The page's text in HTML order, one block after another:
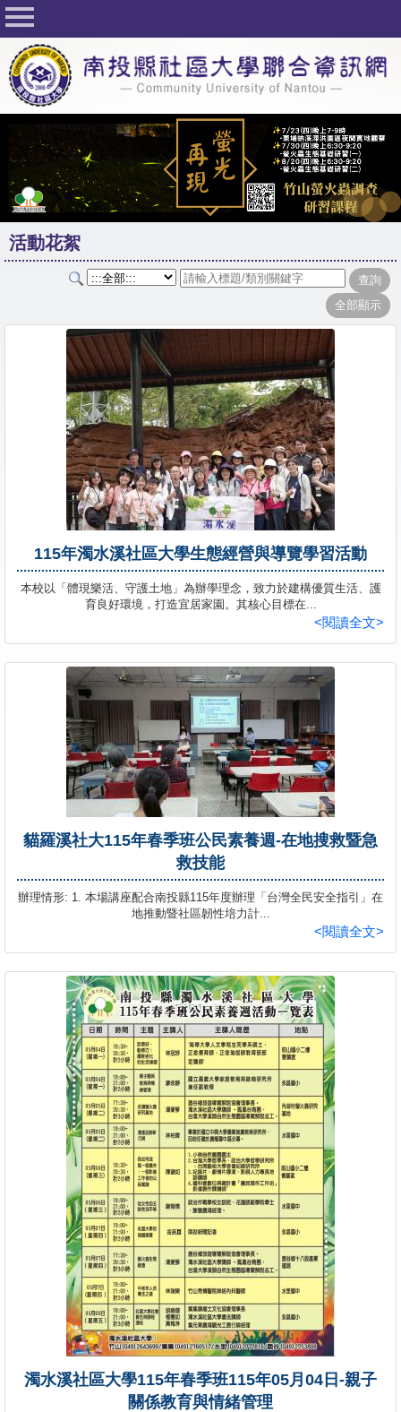
回首頁
關於社大
公佈欄
行事曆
最新活動
活動花絮
課程一覽表
志工與社團
社大學習Q&A
友站連結
網路選課
學員專區
教師專區
評委專區
校務行政
活動花絮
115年濁水溪社區大學生態經營與導覽學習活動
本校以「體現樂活、守護土地」為辦學理念，致力於建構優質生活、護
育良好環境，打造宜居家園。其核心目標在...
<閱讀全文>
貓羅溪社大115年春季班公民素養週-在地搜救暨急
救技能
辦理情形: 1. 本場講座配合南投縣115年度辦理「台灣全民安全指引」在
地推動暨社區韌性培力計...
<閱讀全文>
濁水溪社區大學115年春季班115年05月04日-親子
關係教育與情緒管理